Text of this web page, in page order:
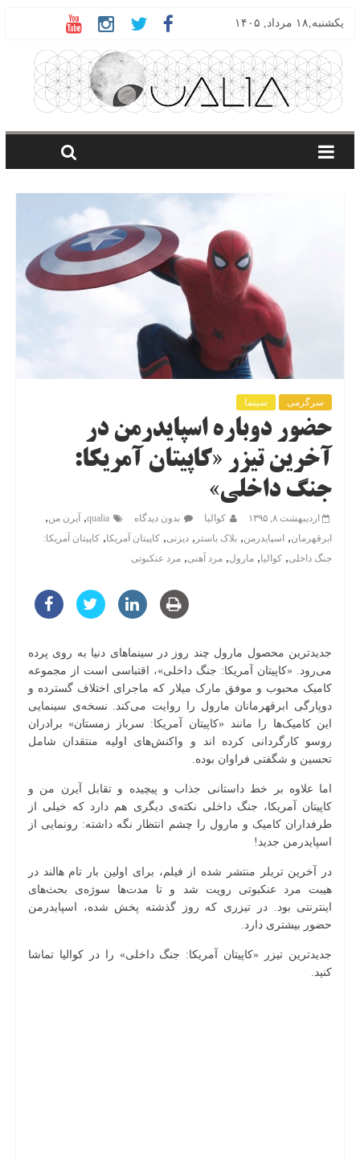
یکشنبه,۱۸ مرداد, ۱۴۰۵
سرگرمی سینما
حضور دوباره اسپایدرمن در
آخرین تیزر «کاپیتان آمریکا:
جنگ داخلی»
اردیبهشت ۸, ۱۳۹۵ کوالیا بدون دیدگاه qualia
,آیرن من,
ابرقهرمان, اسپایدرمن, بلاک باستر , دیزنی, کاپیتان آمریکا, کاپیتان آمریکا:
جنگ داخلی, کوالیا, مارول, مرد آهنی, مرد عنکبوتی
جدیدترین محصول مارول چند روز در سینماهای دنیا به روی پرده
می‌رود. «کاپیتان آمریکا: جنگ داخلی»، اقتباسی است از مجموعه
کامیک محبوب و موفق مارک میلار که ماجرای اختلاف گسترده و
دوپارگی ابرقهرمانان مارول را روایت می‌کند. نسخه‌ی سینمایی
این کامیک‌ها را مانند «کاپیتان آمریکا: سرباز زمستان» برادران
روسو کارگردانی کرده اند و واکنش‌های اولیه منتقدان شامل
تحسین و شگفتی فراوان بوده.
اما علاوه بر خط داستانی جذاب و پیچیده و تقابل آیرن من و
کاپیتان آمریکا، جنگ داخلی نکته‌ی دیگری هم دارد که خیلی از
طرفداران کامیک و مارول را چشم انتظار نگه داشته: رونمایی از
اسپایدرمن جدید!
در آخرین تریلر منتشر شده از فیلم، برای اولین بار تام هالند در
هیبت مرد عنکبوتی رویت شد و تا مدت‌ها سوژه‌ی بحث‌های
اینترنتی بود. در تیزری که روز گذشته پخش شده، اسپایدرمن
حضور بیشتری دارد.
جدیدترین تیزر «کاپیتان آمریکا: جنگ داخلی» را در کوالیا تماشا
کنید.